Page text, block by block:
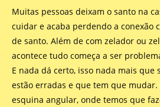
Muitas pessoas deixam o santo na
cuidar e acaba perdendo a conexão
de santo. Além de com zelador ou
acontece tudo começa a ser
E nada dá certo, isso nada mais que
estão erradas e que tem que mudar.
esquina angular, onde temos que